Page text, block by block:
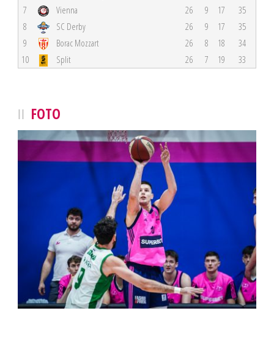
7
Vienna 26 9 17
35
8
SC Derby 26 9 17
35
9
Borac Mozzart 26 8 18
34
10
Split 26 7 19 33
FOTO